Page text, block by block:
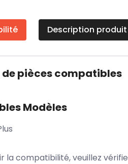
Description produit
de pièces compatibles
Modèles
la compatibilité, veuillez